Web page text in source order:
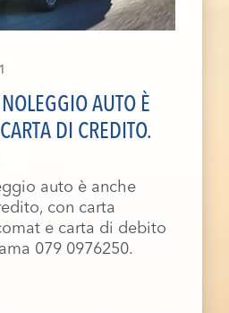
AUTO È
DI CREDITO.
auto è anche
con carta
e carta di debito
079 0976250.